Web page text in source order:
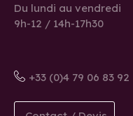
Du lundi au vendredi
9h-12 / 14h-17h30
+33 (0)4 79 06 83 92